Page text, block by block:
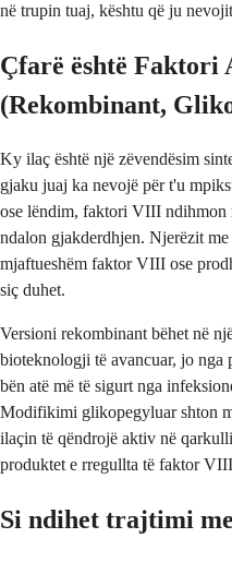
në trupin tuaj, kështu që ju
Çfarë është Faktori
(Rekombinant,
Ky ilaç është një zëvendësim
gjaku juaj ka nevojë për t'u
ose lëndim, faktori VIII ndihmon
ndalon gjakderdhjen. Njerëzit
mjaftueshëm faktor VIII ose
siç duhet.
Versioni rekombinant bëhet në
bioteknologji të avancuar, jo
bën atë më të sigurt nga
Modifikimi glikopegyluar shton
ilaçin të qëndrojë aktiv në
produktet e rregullta të faktor
Si ndihet trajtimi